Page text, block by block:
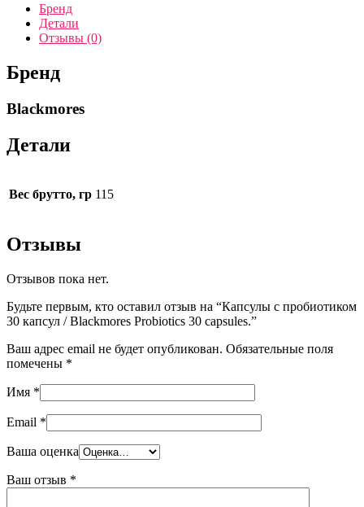
Бренд
Детали
Отзывы (0)
Бренд
Blackmores
Детали
Вес брутто, гр 115
Отзывы
Отзывов пока нет.
Будьте первым, кто оставил отзыв на “Капсулы с пробиотиком
30 капсул / Blackmores Probiotics 30 capsules.”
Ваш адрес email не будет опубликован. Обязательные поля
помечены *
Имя *
Email *
Ваша оценка
Ваш отзыв *